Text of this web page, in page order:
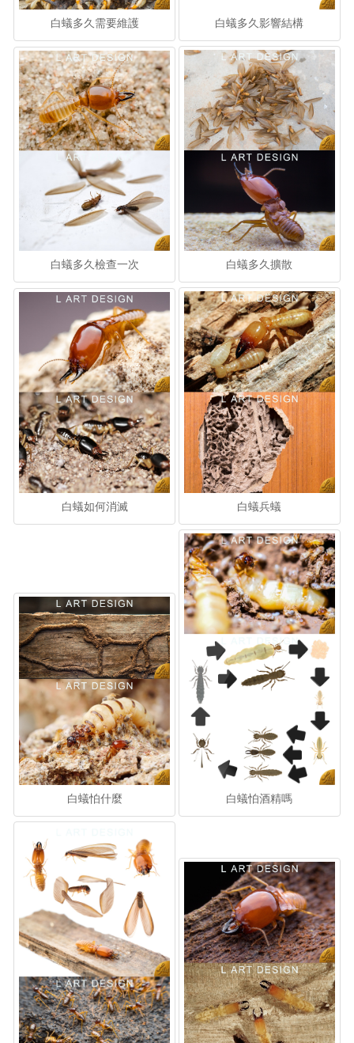
白蟻多久需要維護 白蟻多久影響結構
白蟻多久檢查一次 白蟻多久擴散
白蟻如何消滅 白蟻兵蟻
白蟻怕什麼 白蟻怕酒精嗎